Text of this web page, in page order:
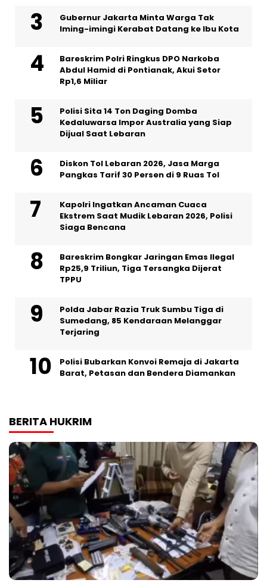
Gubernur Jakarta Minta Warga Tak
Iming-imingi Kerabat Datang ke Ibu Kota
Bareskrim Polri Ringkus DPO Narkoba
Abdul Hamid di Pontianak, Akui Setor
Rp1,6 Miliar
Polisi Sita 14 Ton Daging Domba
Kedaluwarsa Impor Australia yang Siap
Dijual Saat Lebaran
Diskon Tol Lebaran 2026, Jasa Marga
Pangkas Tarif 30 Persen di 9 Ruas Tol
Kapolri Ingatkan Ancaman Cuaca
Ekstrem Saat Mudik Lebaran 2026, Polisi
Siaga Bencana
Bareskrim Bongkar Jaringan Emas Ilegal
Rp25,9 Triliun, Tiga Tersangka Dijerat
TPPU
Polda Jabar Razia Truk Sumbu Tiga di
Sumedang, 85 Kendaraan Melanggar
Terjaring
Polisi Bubarkan Konvoi Remaja di Jakarta
Barat, Petasan dan Bendera Diamankan
BERITA HUKRIM